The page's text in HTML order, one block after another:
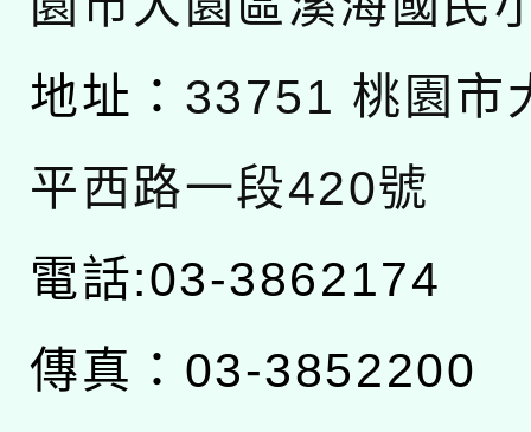
地址： 33751 桃園市
平西路一段420號
電話:03-3862174
傳真：03-3852200